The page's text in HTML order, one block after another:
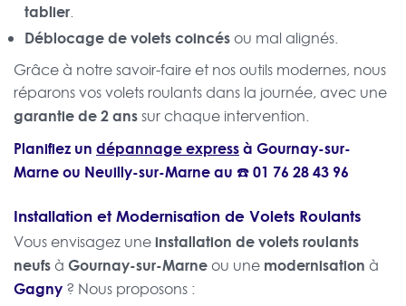
tablier.
Déblocage de volets coincésou mal alignés.
Grâce à notre savoir-faire et nos outils modernes, nous
réparons vos volets roulants dans la journée, avec une
garantie de 2 anssur chaque intervention.
Planifiez un dépannage expressà Gournay-sur-
Marne ou Neuilly-sur-Marneau ☎️01 76 28 43 96
Installation et Modernisation de Volets Roulants
Vous envisagez uneinstallation de volets roulants
neufsà Gournay-sur-Marneou une modernisation à
Gagny ? Nous proposons :